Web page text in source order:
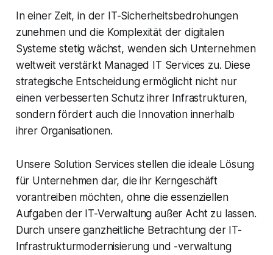
In einer Zeit, in der IT-Sicherheitsbedrohungen
zunehmen und die Komplexität der digitalen
Systeme stetig wächst, wenden sich Unternehmen
weltweit verstärkt Managed IT Services zu. Diese
strategische Entscheidung ermöglicht nicht nur
einen verbesserten Schutz ihrer Infrastrukturen,
sondern fördert auch die Innovation innerhalb
ihrer Organisationen.
Unsere Solution Services stellen die ideale Lösung
für Unternehmen dar, die ihr Kerngeschäft
vorantreiben möchten, ohne die essenziellen
Aufgaben der IT-Verwaltung außer Acht zu lassen.
Durch unsere ganzheitliche Betrachtung der IT-
Infrastrukturmodernisierung und -verwaltung